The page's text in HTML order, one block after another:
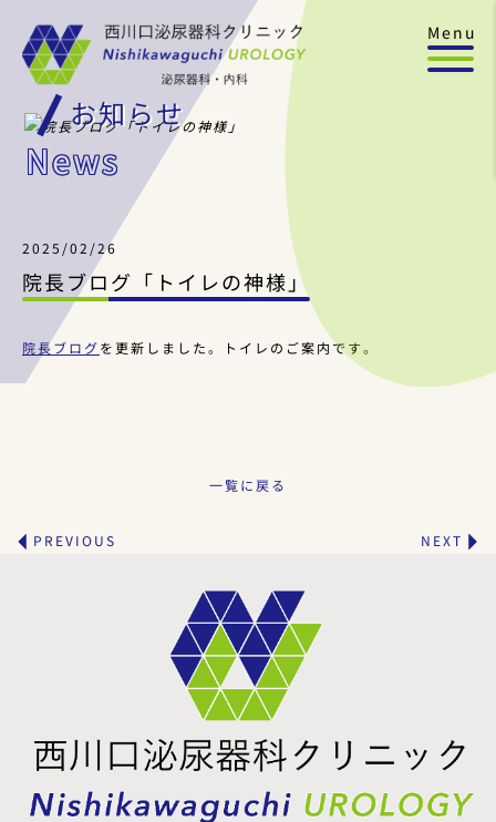
Menu
お知らせ
News
2025/02/26
院長ブログ「トイレの神様」
院長ブログを更新しました。トイレのご案内です。
PREVIOUS NEXT
一覧に戻る